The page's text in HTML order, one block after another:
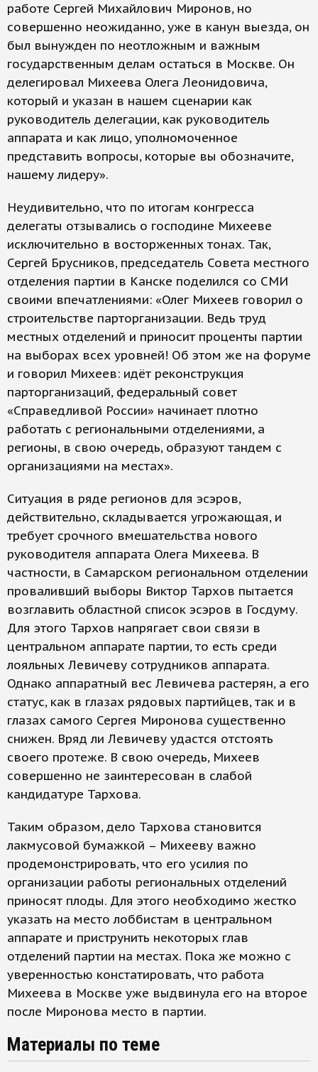
работе Сергей Михайлович Миронов, но
совершенно неожиданно, уже в канун выезда, он
был вынужден по неотложным и важным
государственным делам остаться в Москве. Он
делегировал Михеева Олега Леонидовича,
который и указан в нашем сценарии как
руководитель делегации, как руководитель
аппарата и как лицо, уполномоченное
представить вопросы, которые вы обозначите,
нашему лидеру».
Неудивительно, что по итогам конгресса
делегаты отзывались о господине Михееве
исключительно в восторженных тонах. Так,
Сергей Брусников, председатель Совета местного
отделения партии в Канске поделился со СМИ
своими впечатлениями: «Олег Михеев говорил о
строительстве парторганизации. Ведь труд
местных отделений и приносит проценты партии
на выборах всех уровней! Об этом же на форуме
и говорил Михеев: идёт реконструкция
парторганизаций, федеральный совет
«Справедливой России» начинает плотно
работать с региональными отделениями, а
регионы, в свою очередь, образуют тандем с
организациями на местах».
Ситуация в ряде регионов для эсэров,
действительно, складывается угрожающая, и
требует срочного вмешательства нового
руководителя аппарата Олега Михеева. В
частности, в Самарском региональном отделении
проваливший выборы Виктор Тархов пытается
возглавить областной список эсэров в Госдуму.
Для этого Тархов напрягает свои связи в
центральном аппарате партии, то есть среди
лояльных Левичеву сотрудников аппарата.
Однако аппаратный вес Левичева растерян, а его
статус, как в глазах рядовых партийцев, так и в
глазах самого Сергея Миронова существенно
снижен. Вряд ли Левичеву удастся отстоять
своего протеже. В свою очередь, Михеев
совершенно не заинтересован в слабой
кандидатуре Тархова.
Таким образом, дело Тархова становится
лакмусовой бумажкой – Михееву важно
продемонстрировать, что его усилия по
организации работы региональных отделений
приносят плоды. Для этого необходимо жестко
указать на место лоббистам в центральном
аппарате и приструнить некоторых глав
отделений партии на местах. Пока же можно с
уверенностью констатировать, что работа
Михеева в Москве уже выдвинула его на второе
после Миронова место в партии.
Материалы по теме